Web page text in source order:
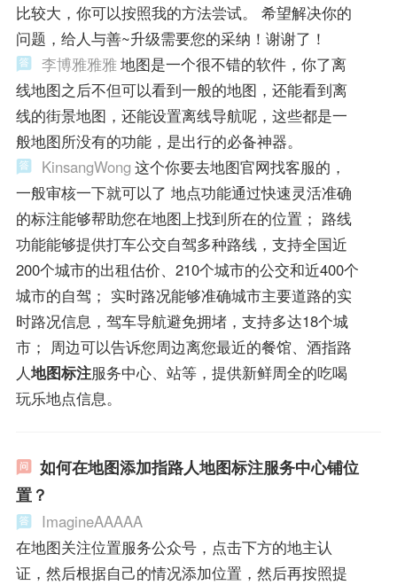
比较大，你可以按照我的方法尝试。 希望解决你的
问题，给人与善~升级需要您的采纳！谢谢了！
李博雅雅雅地图是一个很不错的软件，你了离
线地图之后不但可以看到一般的地图，还能看到离
线的街景地图，还能设置离线导航呢，这些都是一
般地图所没有的功能，是出行的必备神器。
KinsangWong 这个你要去地图官网找客服的，
一般审核一下就可以了 地点功能通过快速灵活准确
的标注能够帮助您在地图上找到所在的位置； 路线
功能能够提供打车公交自驾多种路线，支持全国近
200个城市的出租估价、210个城市的公交和近400个
城市的自驾； 实时路况能够准确城市主要道路的实
时路况信息，驾车导航避免拥堵，支持多达18个城
市； 周边可以告诉您周边离您最近的餐馆、酒指路
人地图标注服务中心、站等，提供新鲜周全的吃喝
玩乐地点信息。
如何在地图添加指路人地图标注服务中心铺位
置？
ImagineAAAAA
在地图关注位置服务公众号，点击下方的地主认
证，然后根据自己的情况添加位置，然后再按照提